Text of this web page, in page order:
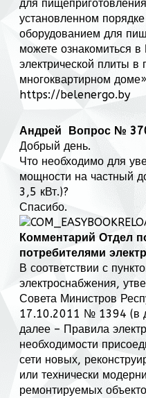
для
установленном
оборудованием для
можете ознакомиться
электрической плиты в
многоквартирном
https://belenergo.by
Андрей
Вопрос №
Добрый день.
Что необходимо для
мощности на частный
3,5 кВт.)?
Спасибо.
Комментарий Отдел
потребителями
В соответствии с
электроснабжения,
Совета Министров
17.10.2011 № 1394 (в
далее – Правила
необходимости
сети новых,
или технически
ремонтируемых